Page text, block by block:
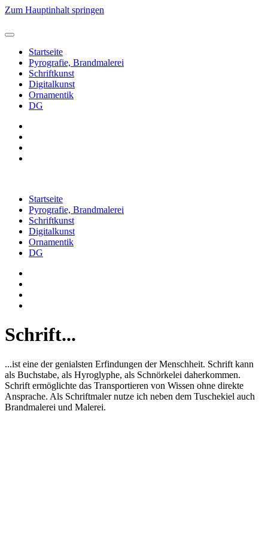
Zum Hauptinhalt springen
Startseite
Pyrografie, Brandmalerei
Schriftkunst
Digitalkunst
Ornamentik
DG
Startseite
Pyrografie, Brandmalerei
Schriftkunst
Digitalkunst
Ornamentik
DG
Schrift...
...ist eine der genialsten Erfindungen der Menschheit. Schrift kann
als Buchstabe, als Hyroglyphe, als Schnörkelei daherkommen.
Schrift ermöglichte das Transportieren von Wissen ohne direkte
Ansprache. Als Schriftmaler nutze ich neben dem Tuschekiel auch
Brandmalerei und Malerei.